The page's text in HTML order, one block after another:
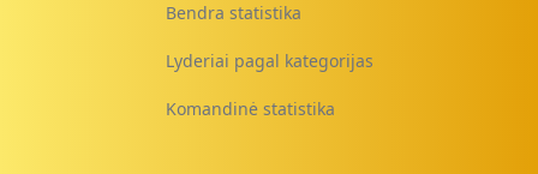
Bendra statistika
Lyderiai pagal kategorijas
Komandinė statistika